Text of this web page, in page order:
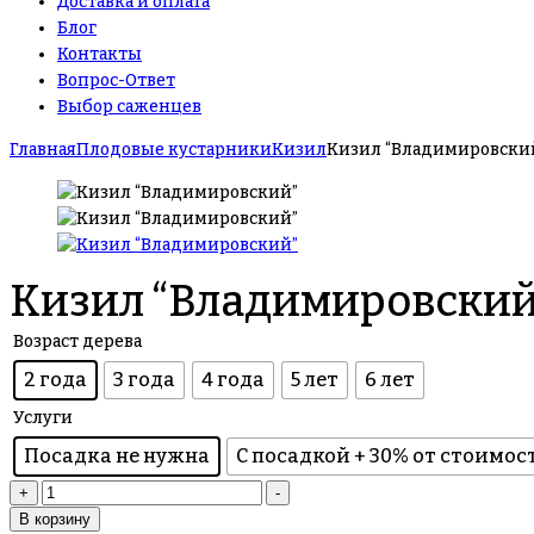
Блог
Контакты
Вопрос-Ответ
Выбор саженцев
ГлавнаяПлодовые кустарникиКизилКизил
Кизил
Возраст дерева
2 года 3 года 4 года 5 лет 6 лет
Услуги
Посадка не нужна С посадкой + 30% от
+
Количество
товара
-
В корзину